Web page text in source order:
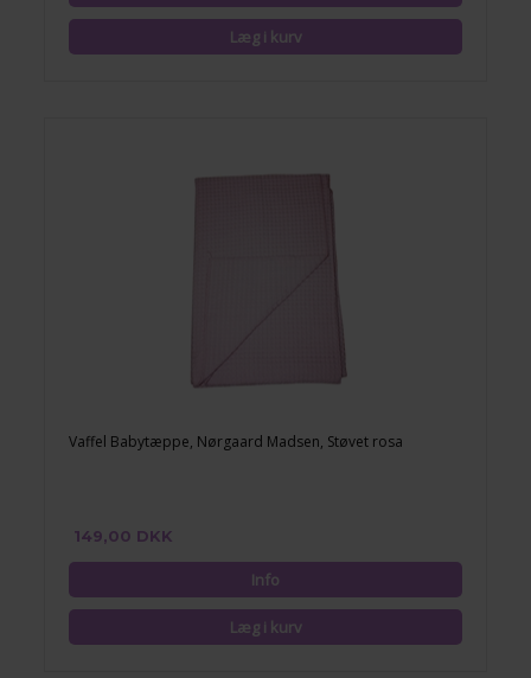
Vaffel Babytæppe, Nørgaard Madsen, Støvet rosa
149,00 DKK